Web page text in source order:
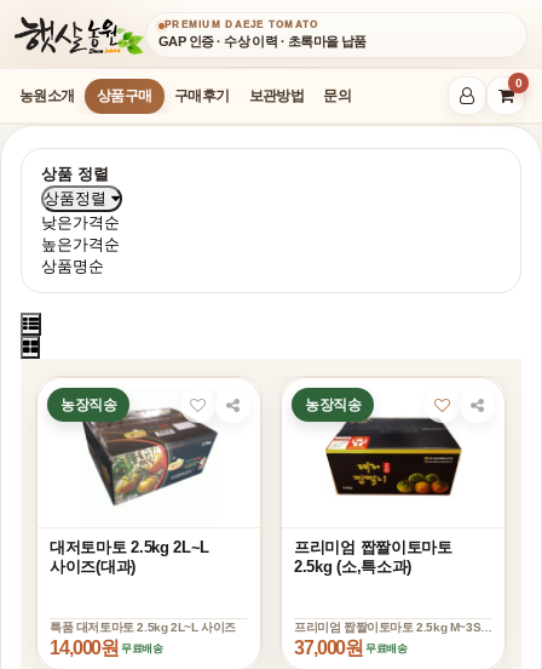
PREMIUM DAEJE TOMATO
GAP 인증 · 수상 이력 · 초록마을 납품
농원소개 상품구매 구매후기 보관방법 문의
0
상품 정렬
상품정렬
낮은가격순
높은가격순
상품명순
농장직송
SOLD OUT
대저토마토 2.5kg 2L~L
사이즈(대과)
특품 대저토마토 2.5kg 2L~L 사이즈
14,000원
농장직송
SOLD OUT
프리미엄 짭짤이토마토
2.5kg (소,특소과)
프리미엄 짭짤이토마토 2.5kg M~3S 사이즈(옵
37,000원